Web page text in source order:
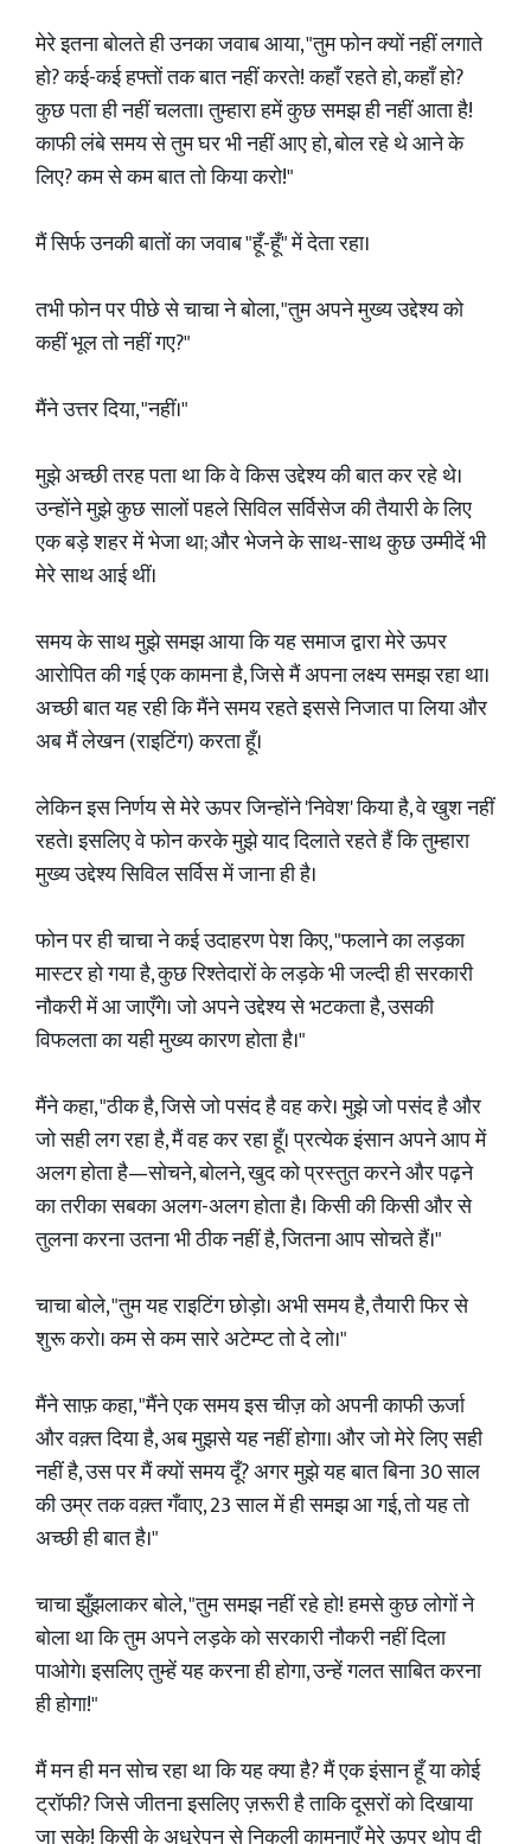
मेरे इतना बोलते ही उनका जवाब आया, "तुम फोन क्यों नहीं लगाते
हो? कई-कई हफ्तों तक बात नहीं करते! कहाँ रहते हो, कहाँ हो?
कुछ पता ही नहीं चलता। तुम्हारा हमें कुछ समझ ही नहीं आता है!
काफी लंबे समय से तुम घर भी नहीं आए हो, बोल रहे थे आने के
लिए? कम से कम बात तो किया करो!"
मैं सिर्फ उनकी बातों का जवाब "हूँ-हूँ" में देता रहा।
तभी फोन पर पीछे से चाचा ने बोला, "तुम अपने मुख्य उद्देश्य को
कहीं भूल तो नहीं गए?"
मैंने उत्तर दिया, "नहीं।"
मुझे अच्छी तरह पता था कि वे किस उद्देश्य की बात कर रहे थे।
उन्होंने मुझे कुछ सालों पहले सिविल सर्विसेज की तैयारी के लिए
एक बड़े शहर में भेजा था; और भेजने के साथ-साथ कुछ उम्मीदें भी
मेरे साथ आई थीं।
समय के साथ मुझे समझ आया कि यह समाज द्वारा मेरे ऊपर
आरोपित की गई एक कामना है, जिसे मैं अपना लक्ष्य समझ रहा था।
अच्छी बात यह रही कि मैंने समय रहते इससे निजात पा लिया और
अब मैं लेखन (राइटिंग) करता हूँ।
लेकिन इस निर्णय से मेरे ऊपर जिन्होंने 'निवेश' किया है, वे खुश नहीं
रहते। इसलिए वे फोन करके मुझे याद दिलाते रहते हैं कि तुम्हारा
मुख्य उद्देश्य सिविल सर्विस में जाना ही है।
फोन पर ही चाचा ने कई उदाहरण पेश किए, "फलाने का लड़का
मास्टर हो गया है, कुछ रिश्तेदारों के लड़के भी जल्दी ही सरकारी
नौकरी में आ जाएँगे। जो अपने उद्देश्य से भटकता है, उसकी
विफलता का यही मुख्य कारण होता है।"
मैंने कहा, "ठीक है, जिसे जो पसंद है वह करे। मुझे जो पसंद है और
जो सही लग रहा है, मैं वह कर रहा हूँ। प्रत्येक इंसान अपने आप में
अलग होता है—सोचने, बोलने, खुद को प्रस्तुत करने और पढ़ने
का तरीका सबका अलग-अलग होता है। किसी की किसी और से
तुलना करना उतना भी ठीक नहीं है, जितना आप सोचते हैं।"
चाचा बोले, "तुम यह राइटिंग छोड़ो। अभी समय है, तैयारी फिर से
शुरू करो। कम से कम सारे अटेम्प्ट तो दे लो।"
मैंने साफ़ कहा, "मैंने एक समय इस चीज़ को अपनी काफी ऊर्जा
और वक़्त दिया है, अब मुझसे यह नहीं होगा। और जो मेरे लिए सही
नहीं है, उस पर मैं क्यों समय दूँ? अगर मुझे यह बात बिना 30 साल
की उम्र तक वक़्त गँवाए, 23 साल में ही समझ आ गई, तो यह तो
अच्छी ही बात है।"
चाचा झुँझलाकर बोले, "तुम समझ नहीं रहे हो! हमसे कुछ लोगों ने
बोला था कि तुम अपने लड़के को सरकारी नौकरी नहीं दिला
पाओगे। इसलिए तुम्हें यह करना ही होगा, उन्हें गलत साबित करना
ही होगा!"
मैं मन ही मन सोच रहा था कि यह क्या है? मैं एक इंसान हूँ या कोई
ट्रॉफी? जिसे जीतना इसलिए ज़रूरी है ताकि दूसरों को दिखाया